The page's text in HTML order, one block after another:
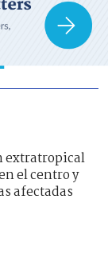
extratropical
el centro y
afectadas